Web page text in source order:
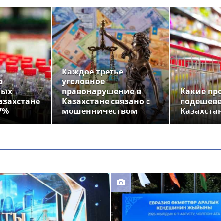
Каждое третье
уголовное
правонарушение в
Казахстане связано с
мошенничеством
Какие